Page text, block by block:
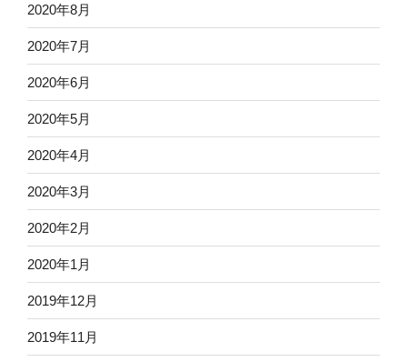
2020年8月
2020年7月
2020年6月
2020年5月
2020年4月
2020年3月
2020年2月
2020年1月
2019年12月
2019年11月